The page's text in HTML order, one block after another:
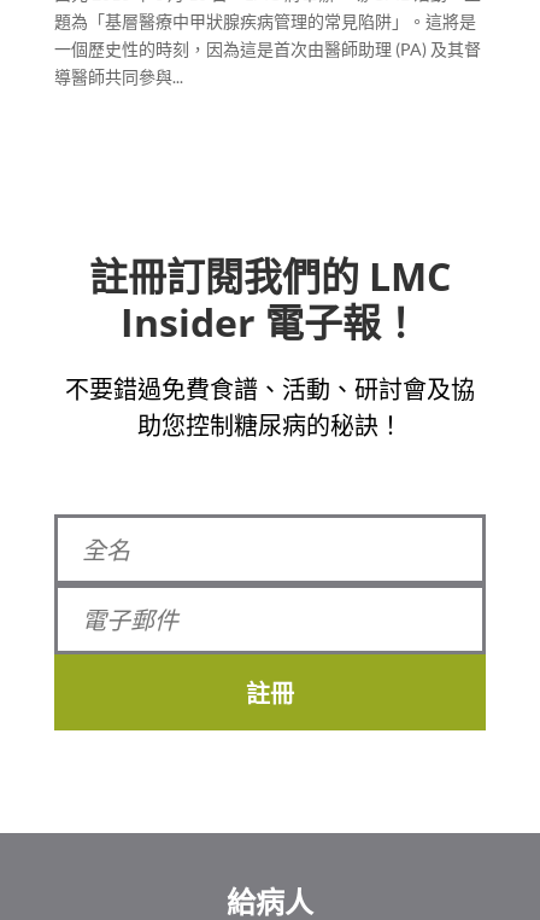
題為「基層醫療中甲狀腺疾病管理的常見陷阱」。這將是
一個歷史性的時刻，因為這是首次由醫師助理 (PA) 及其督
導醫師共同參與...
註冊訂閱我們的 LMC
Insider 電子報！
不要錯過免費食譜、活動、研討會及協
助您控制糖尿病的秘訣！
註冊
給病人